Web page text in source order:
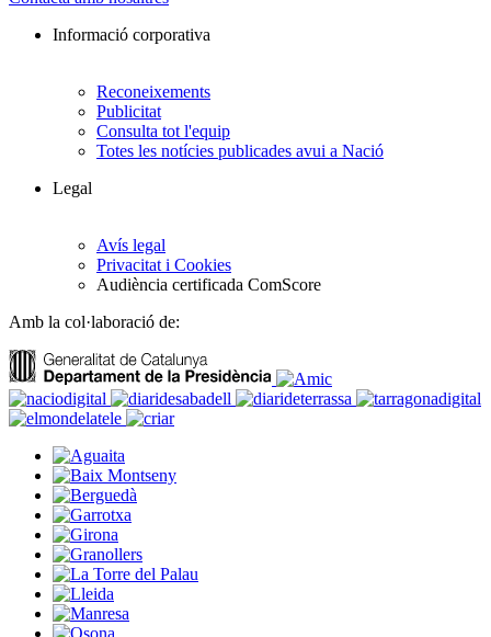
Informació corporativa
Reconeixements
Publicitat
Consulta tot l'equip
Totes les notícies publicades avui a Nació
Legal
Avís legal
Privacitat i Cookies
Audiència certificada ComScore
Amb la col·laboració de: